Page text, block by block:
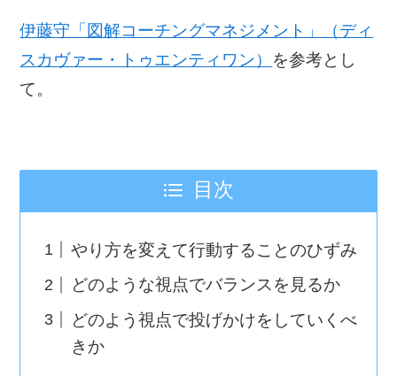
伊藤守「図解コーチングマネジメント」（ディ
スカヴァー・トゥエンティワン） を参考とし
て。
目次
やり方を変えて行動することのひずみ
どのような視点でバランスを見るか
どのよう視点で投げかけをしていくべ
きか